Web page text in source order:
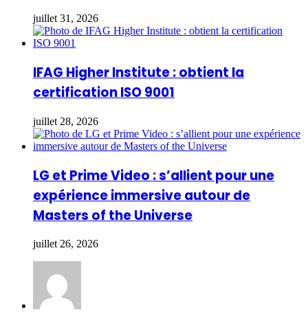
juillet 31, 2026
IFAG Higher Institute : obtient la
certification ISO 9001
juillet 28, 2026
LG et Prime Video : s’allient pour une
expérience immersive autour de
Masters of the Universe
juillet 26, 2026